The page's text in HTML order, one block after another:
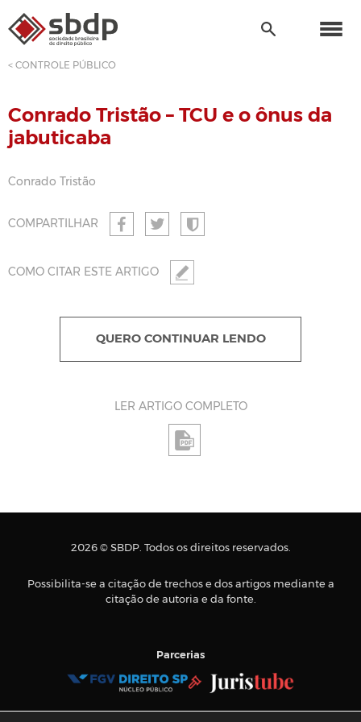
< CONTROLE PÚBLICO
Conrado Tristão – TCU e o ônus da
jabuticaba
COMPARTILHAR
Conrado Tristão
QUERO CONTINUAR LENDO
LER ARTIGO COMPLETO
COMO CITAR ESTE ARTIGO
2026 © SBDP. Todos os direitos reservados.
Possibilita-se a citação de trechos e dos artigos mediante a
citação de autoria e da fonte.
Parcerias